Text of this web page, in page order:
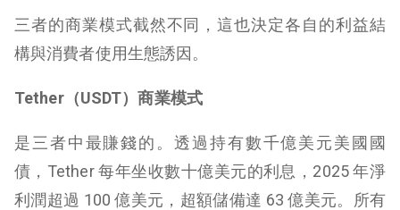
三者的商業模式截然不同，這也決定各自的利益結
構與消費者使用生態誘因。
Tether（USDT）商業模式
是三者中最賺錢的。透過持有數千億美元美國國
債，Tether 每年坐收數十億美元的利息，2025 年淨
利潤超過 100 億美元，超額儲備達 63 億美元。所有